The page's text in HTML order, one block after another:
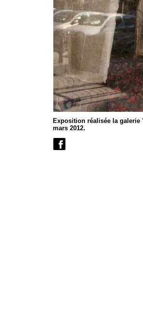
Exposition réalisée la
mars 2012.